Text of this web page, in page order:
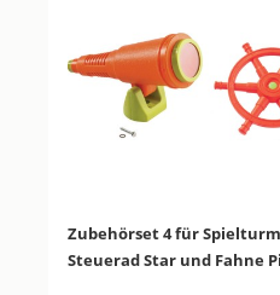
Zubehörset 4 für
Steuerad Star und Fahne